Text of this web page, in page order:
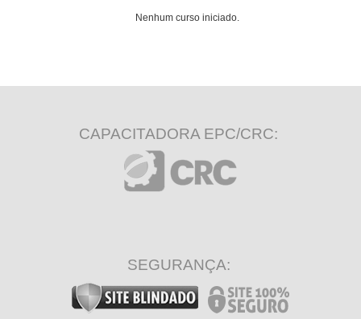
Nenhum curso iniciado.
CAPACITADORA EPC/CRC:
SEGURANÇA: